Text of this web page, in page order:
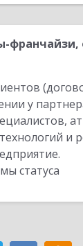
франчайзи,
у
и
статуса